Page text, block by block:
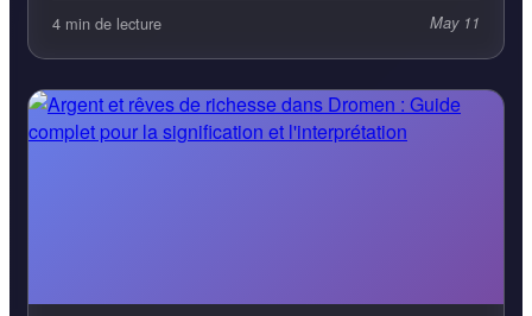
4 min de lecture May 11